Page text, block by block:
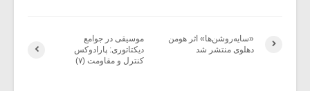
موسیقی در جوامع
دیکتاتوری: پارادوکس
کنترل و مقاومت (۷)
«سایه‌روشن‌ها» اثر هومن
دهلوی منتشر شد